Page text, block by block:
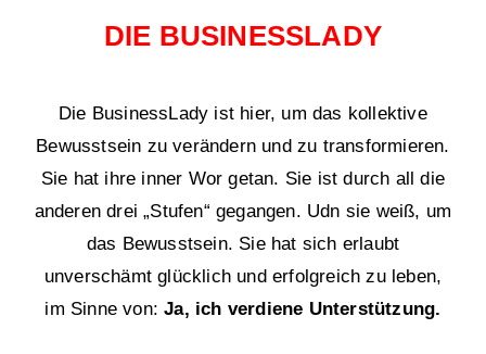
DIE BUSINESSLADY
Die BusinessLady ist hier, um das kollektive
Bewusstsein zu verändern und zu transformieren.
Sie hat ihre inner Wor getan. Sie ist durch all die
anderen drei „Stufen“ gegangen. Udn sie weiß, um
das Bewusstsein. Sie hat sich erlaubt
unverschämt glücklich und erfolgreich zu leben,
im Sinne von:Ja, ich verdiene Unterstützung.